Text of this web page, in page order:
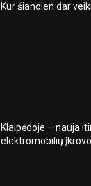
Kur šiandien dar
Klaipėdoje – nauja
elektromobilių